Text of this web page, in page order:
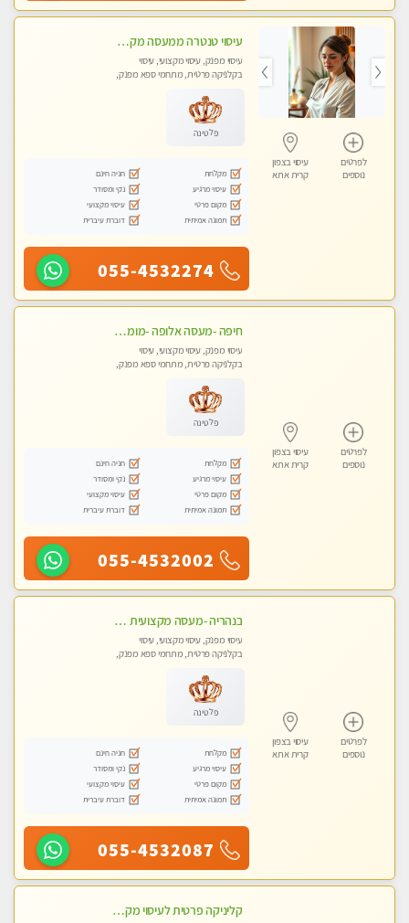
לפרטים
נוספים
עיסוי בצפון
קרית אתא
עיסוי טנטרה ממעסה מקצועית חוויה מעולם אחר שכל אחד צריך לנסות ללא מין !!!
עיסוי מפנק, עיסוי מקצועי, עיסוי
בקלניקה פרטית, מתחמי ספא מפנק,
פלטינה
מקלחת
חניה חינם
עיסוי מרגיע
נקי ומסודר
מקום פרטי
עיסוי מקצועי
תמונה אמיתית
דוברת עיברית
055-4532274
לפרטים
נוספים
עיסוי בצפון
קרית אתא
חיפה -מעסה אלופה -מומלץ לחלוטין!! כל סוגי העיסויים מעסה מקצועית ואיכותית פרטי!! highly recommended..new in the city- ללא מין !
עיסוי מפנק, עיסוי מקצועי, עיסוי
בקלניקה פרטית, מתחמי ספא מפנק,
פלטינה
מקלחת
חניה חינם
עיסוי מרגיע
נקי ומסודר
מקום פרטי
עיסוי מקצועי
תמונה אמיתית
דוברת עיברית
055-4532002
לפרטים
נוספים
עיסוי בצפון
קרית אתא
בנהריה -מעסה מקצועית צעירה ואיכותית לעיסוי מרגיע ומפנק VIP-מומלץ לחלוטין! פרטי! ​​​​​​ Highly recommended
עיסוי מפנק, עיסוי מקצועי, עיסוי
בקלניקה פרטית, מתחמי ספא מפנק,
פלטינה
מקלחת
חניה חינם
עיסוי מרגיע
נקי ומסודר
מקום פרטי
עיסוי מקצועי
תמונה אמיתית
דוברת עיברית
055-4532087
קליניקה פרטית לעיסוי מקצועי ואלטרנטיבי ברמה גבוהה VIP תתקשר ..... highly recommended..new in the city